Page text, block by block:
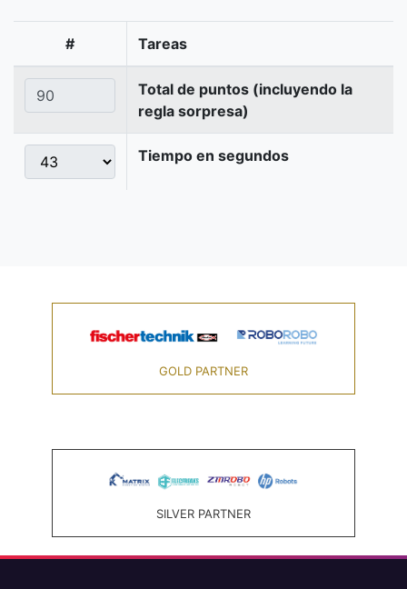
# Tareas
Total de puntos (incluyendo la
regla sorpresa)
Tiempo en segundos
GOLD PARTNER
SILVER PARTNER